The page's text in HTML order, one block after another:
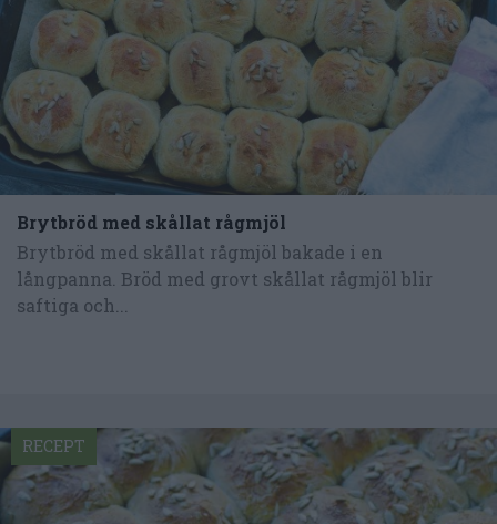
Brytbröd med skållat rågmjöl
Brytbröd med skållat rågmjöl bakade i en
långpanna. Bröd med grovt skållat rågmjöl blir
saftiga och...
RECEPT